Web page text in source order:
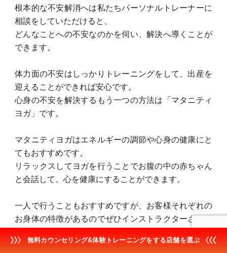
根本的な不安解消へは私たちパーソナルトレーナーに
相談をしていただけると、
どんなことへの不安なのかを伺い、解決へ導くことが
できます。
体力面の不安はしっかりトレーニングをして、出産を
迎えることができれば安心です。
心身の不安を解決するもう一つの方法は「マタニティ
ヨガ」です。
マタニティヨガはエネルギーの調節や心身の健康にと
てもおすすめです。
リラックスしてヨガを行うことでお腹の中の赤ちゃん
と会話して、心を健康にすることができます。
一人で行うこともおすすめですが、お客様それぞれの
お身体の特徴があるのでぜひインストラクターさんの
無料カウンセリング&体験トレーニングをする店舗を選ぶ